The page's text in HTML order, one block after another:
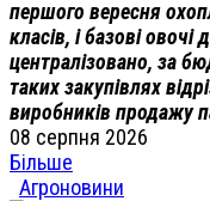
першого вересня
класів, і базові
централізовано, за
таких закупівлях
виробників продажу
08 серпня 2026
Більше
Агроновини